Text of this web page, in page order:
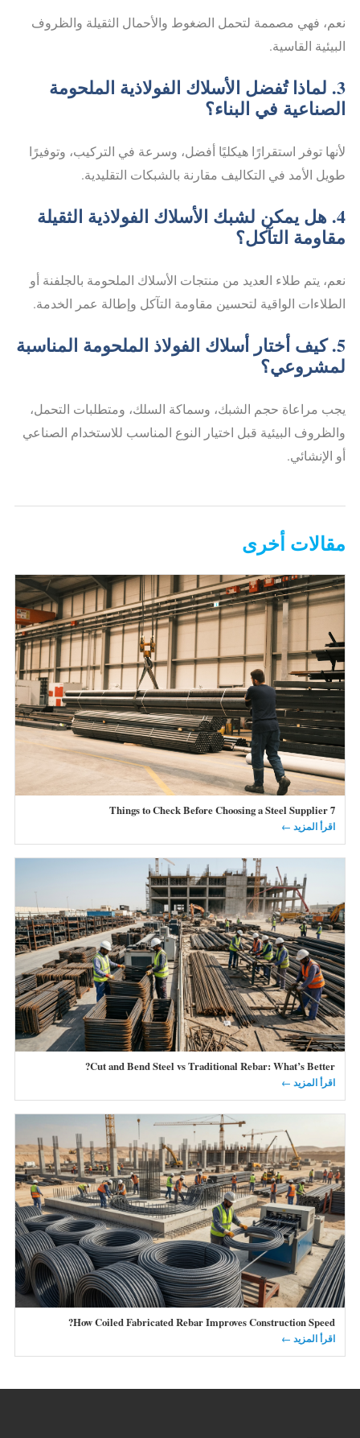
نعم، فهي مصممة لتحمل الضغوط والأحمال الثقيلة والظروف
البيئية القاسية.
3. لماذا تُفضل الأسلاك الفولاذية الملحومة
الصناعية في البناء؟
لأنها توفر استقرارًا هيكليًا أفضل، وسرعة في التركيب، وتوفيرًا
طويل الأمد في التكاليف مقارنة بالشبكات التقليدية.
4. هل يمكن لشبك الأسلاك الفولاذية الثقيلة
مقاومة التآكل؟
نعم، يتم طلاء العديد من منتجات الأسلاك الملحومة بالجلفنة أو
الطلاءات الواقية لتحسين مقاومة التآكل وإطالة عمر الخدمة.
5. كيف أختار أسلاك الفولاذ الملحومة المناسبة
لمشروعي؟
يجب مراعاة حجم الشبك، وسماكة السلك، ومتطلبات التحمل،
والظروف البيئية قبل اختيار النوع المناسب للاستخدام الصناعي
أو الإنشائي.
مقالات أخرى
7 Things to Check Before Choosing a Steel Supplier
اقرأ المزيد ←
Cut and Bend Steel vs Traditional Rebar: What’s Better?
اقرأ المزيد ←
How Coiled Fabricated Rebar Improves Construction Speed?
اقرأ المزيد ←